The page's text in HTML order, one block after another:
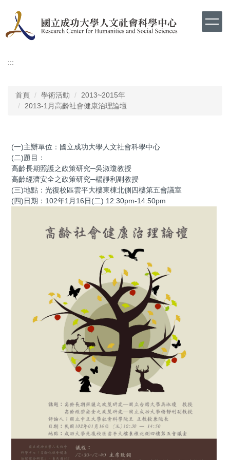
要
容
:::
首頁 學術活動
2013~2015年
2013-1月高齡社會健康治理論壇
(一)主辦單位：國立成功大學人文社會科學中心
(二)題目：
高齡長期照護之政策研究─吳淑瓊教授
高齡經濟安全之政策研究─楊靜利副教授
(三)地點：光復校區雲平大樓東棟北側四樓第五會議室
(四)日期：102年1月16日(二) 12:30pm-14:50pm